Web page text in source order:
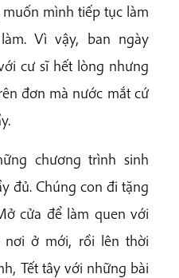
mình tiếp tục làm
Vì vậy, ban ngày
cư sĩ hết lòng nhưng
đơn mà nước mắt cứ
chương trình sinh
đủ. Chúng con đi tặng
cửa để làm quen với
nơi ở mới, rồi lên thời
Tết tây với những bài